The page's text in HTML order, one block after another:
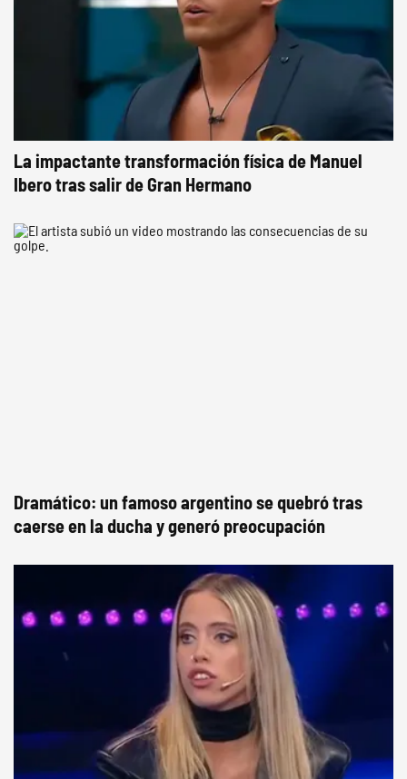
La impactante transformación física de Manuel
Ibero tras salir de Gran Hermano
Dramático: un famoso argentino se quebró tras
caerse en la ducha y generó preocupación